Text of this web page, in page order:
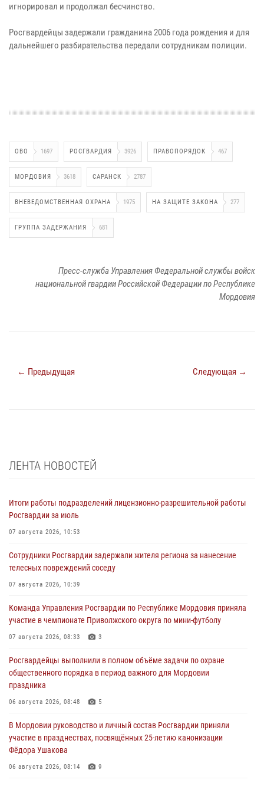
игнорировал и продолжал бесчинство.
Росгвардейцы задержали гражданина 2006 года рождения и для
дальнейшего разбирательства передали сотрудникам полиции.
ОВО 1697 РОСГВАРДИЯ 3926 ПРАВОПОРЯДОК 467
МОРДОВИЯ 3618 САРАНСК 2787
ВНЕВЕДОМСТВЕННАЯ ОХРАНА 1975 НА ЗАЩИТЕ ЗАКОНА 277
ГРУППА ЗАДЕРЖАНИЯ 681
Пресс-служба Управления Федеральной службы войск
национальной гвардии Российской Федерации по Республике
Мордовия
← Предыдущая Следующая →
ЛЕНТА НОВОСТЕЙ
Итоги работы подразделений лицензионно-разрешительной работы
Росгвардии за июль
07 августа 2026, 10:53
Сотрудники Росгвардии задержали жителя региона за нанесение
телесных повреждений соседу
07 августа 2026, 10:39
Команда Управления Росгвардии по Республике Мордовия приняла
участие в чемпионате Приволжского округа по мини-футболу
07 августа 2026, 08:33 3
Росгвардейцы выполнили в полном объёме задачи по охране
общественного порядка в период важного для Мордовии
праздника
06 августа 2026, 08:48 5
В Мордовии руководство и личный состав Росгвардии приняли
участие в празднествах, посвящённых 25-летию канонизации
Фёдора Ушакова
06 августа 2026, 08:14 9